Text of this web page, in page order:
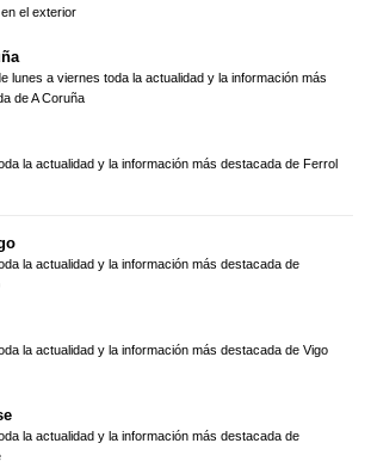
el exterior
lunes a viernes toda la actualidad y la información más
de A Coruña
la actualidad y la información más destacada de Ferrol
la actualidad y la información más destacada de
la actualidad y la información más destacada de Vigo
la actualidad y la información más destacada de